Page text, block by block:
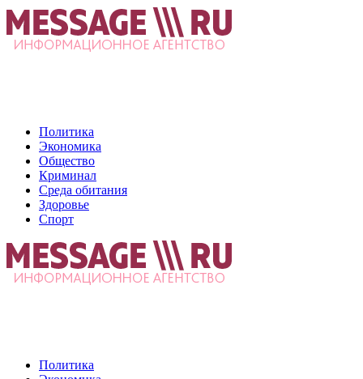
Политика
Экономика
Общество
Криминал
Среда обитания
Здоровье
Спорт
Политика